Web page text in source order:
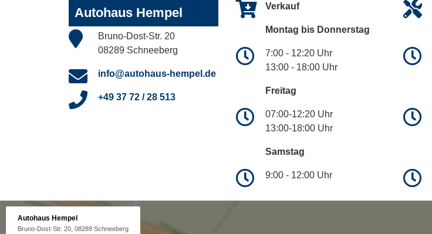
Autohaus Hempel
Bruno-Dost-Str. 20
08289 Schneeberg
info@autohaus-hempel.de
+49 37 72 / 28 513
Verkauf
Montag bis Donnerstag
7:00 - 12:20 Uhr
13:00 - 18:00 Uhr
Freitag
07:00-12:20 Uhr
13:00-18:00 Uhr
Samstag
9:00 - 12:00 Uhr
Autohaus Hempel
Bruno-Dost-Str. 20, 08289 Schneeberg